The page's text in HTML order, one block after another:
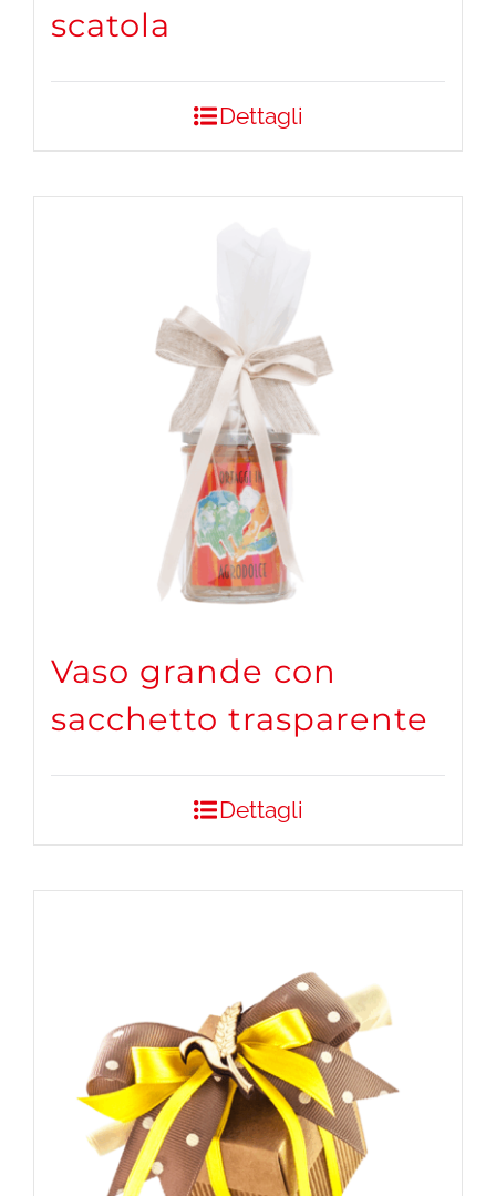
scatola
Dettagli
Vaso grande con
sacchetto trasparente
Dettagli